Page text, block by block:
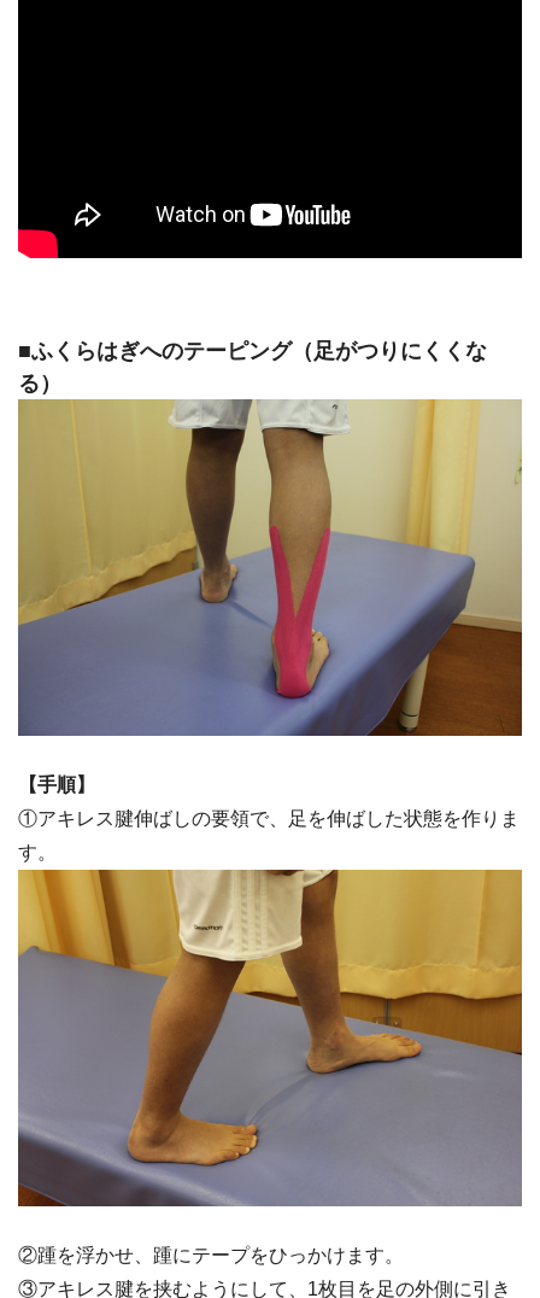
■ふくらはぎへのテーピング（足がつりにくくな
る）
【手順】
①アキレス腱伸ばしの要領で、足を伸ばした状態を作りま
す。
②踵を浮かせ、踵にテープをひっかけます。
③アキレス腱を挟むようにして、1枚目を足の外側に引き